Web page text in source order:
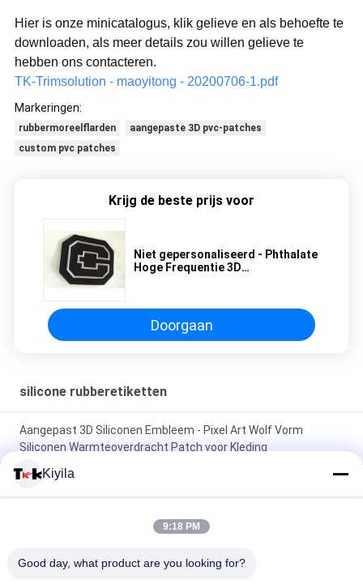
Hier is onze minicatalogus, klik gelieve en als behoefte te
downloaden, als meer details zou willen gelieve te
hebben ons contacteren.
TK-Trimsolution - maoyitong - 20200706-1.pdf
Markeringen:
rubbermoreelflarden
aangepaste 3D pvc-patches
custom pvc patches
Krijg de beste prijs voor
Niet gepersonaliseerd - Phthalate
Hoge Frequentie 3D
Doorgaan
silicone rubberetiketten
Aangepast 3D Siliconen Embleem - Pixel Art Wolf Vorm
Siliconen Warmteoverdracht Patch voor Kleding
Op maat gemaakte groothandel van siliconen badges -
Cartoon Animal / merk logo patches voor kledingstuk rugzak
en biologisch afbreekbaar
Kiyila
9:18 PM
Good day, what product are you looking for?